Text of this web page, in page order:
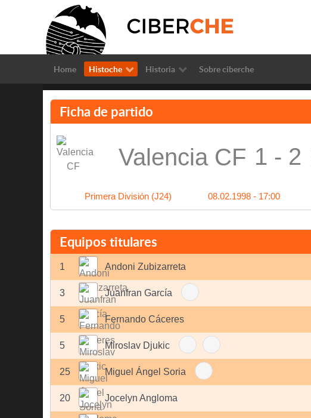
Home Histoche Historia Sobre ciberche
Ficha de partido
Valencia CF 1 - 2
Primera División (J24) 08.02.1998 - 17:00
Equipos titulares
1 Andoni Zubizarreta
3 Juanfran García
5 Fernando Cáceres
5 Miroslav Djukic
25 Miguel Ángel Soria
20 Jocelyn Angloma